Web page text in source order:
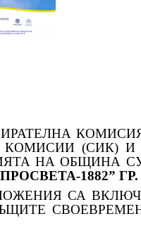
КОМИСИИ (СИК)
НА ОБЩИНА
1882”
СА